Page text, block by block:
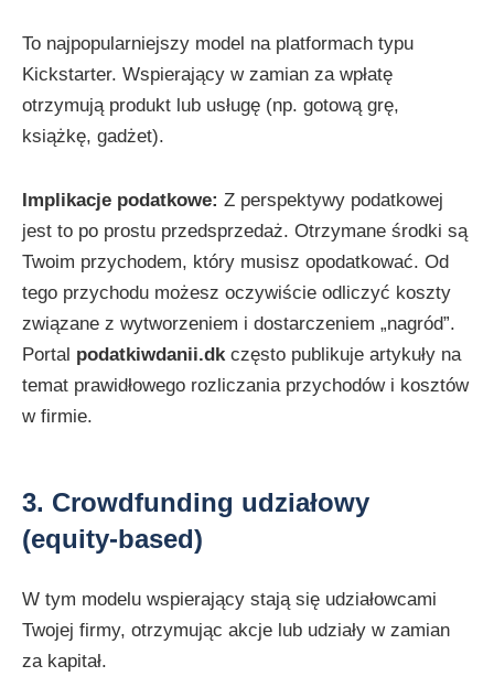
To najpopularniejszy model na platformach typu
Kickstarter. Wspierający w zamian za wpłatę
otrzymują produkt lub usługę (np. gotową grę,
książkę, gadżet).
Implikacje podatkowe: Z perspektywy podatkowej
jest to po prostu przedsprzedaż. Otrzymane środki są
Twoim przychodem, który musisz opodatkować. Od
tego przychodu możesz oczywiście odliczyć koszty
związane z wytworzeniem i dostarczeniem „nagród”.
Portal podatkiwdanii.dk często publikuje artykuły na
temat prawidłowego rozliczania przychodów i kosztów
w firmie.
3. Crowdfunding udziałowy
(equity-based)
W tym modelu wspierający stają się udziałowcami
Twojej firmy, otrzymując akcje lub udziały w zamian
za kapitał.